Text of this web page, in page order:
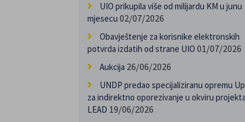
UIO prikupila više od milijardu KM u junu
mjesecu 02/07/2026
Obavještenje za korisnike elektronskih
potvrda izdatih od strane UIO 01/07/2026
Aukcija 26/06/2026
UNDP predao specijaliziranu opremu
za indirektno oporezivanje u okviru projekta
LEAD 19/06/2026